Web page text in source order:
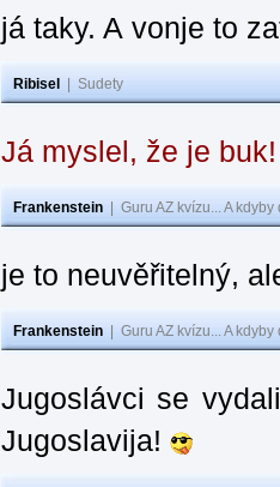
já taky. A vonje to
Ribisel Sudety
Já myslel, že je
Frankenstein Guru AZ kvízu... A
je to neuvěřitelný,
Frankenstein Guru AZ kvízu... A
Jugoslávci se
Jugoslavija!